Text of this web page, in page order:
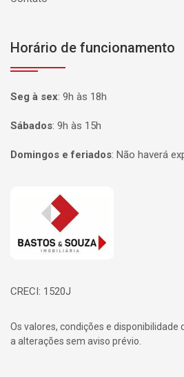
Horário de funcionamento
Seg à sex: 9h às 18h
Sábados: 9h às 15h
Domingos e feriados: Não haverá
Página inicial
CRECI: 1520J
Os valores, condições e disponibilidade
a alterações sem aviso prévio.